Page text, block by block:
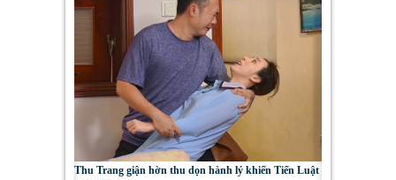
Thu Trang giận hờn thu dọn hành lý khiến Tiến Luật